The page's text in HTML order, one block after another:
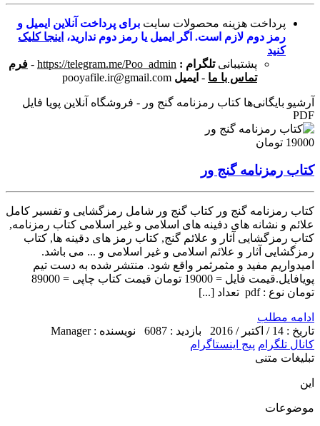
پرداخت هزینه محصولات سایت برای پرداخت آنلاین ایمیل و
رمز دوم لازم است. اگر ایمیل یا رمز دوم ندارید، اینجا کلیک
کنید
پشتیبانی تلگرام : https://telegram.me/Poo_admin
- فرم
تماس با ما - ایمیل pooyafile.ir@gmail.com
آرشیو بایگانی‌ها کتاب رمزنامه گنج ور - فروشگاه آنلاین پویا فایل
PDF
19000 تومان
کتاب رمزنامه گنج ور
کتاب رمزنامه گنج ور کتاب گنج ور شامل رمزگشایی و تفسیر کامل
علائم و نشانه های دفینه های اسلامی و غیر اسلامی کتاب رمزنامه,
کتاب رمزگشایی آثار و علائم گنج, کتاب رمز های دقینه ها, کتاب
رمزگشایی آثار و علائم اسلامی و غیر اسلامی و ... می باشد.
امیدواریم مفید و مثمرثمر واقع شود. منتشر شده به دست تیم
پویافایل.قیمت فایل = 19000 تومان قیمت کتاب چاپی = 89000
تومان نوع : pdf تعداد [...]
ادامه مطلب
تاریخ : 14 / اکتبر / 2016
بازدید : 6087
نویسنده : Manager
کانال تلگرام پیج اینستاگرام
تبلیغات متنی
این
موضوعات